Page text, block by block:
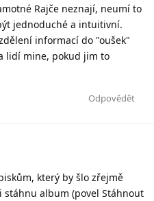
Rajče neznají, neumí to
jednoduché a intuitivní.
informací do "oušek"
lidí mine, pokud jim to
Odpovědět
který by šlo zřejmě
stáhnu album (povel Stáhnout